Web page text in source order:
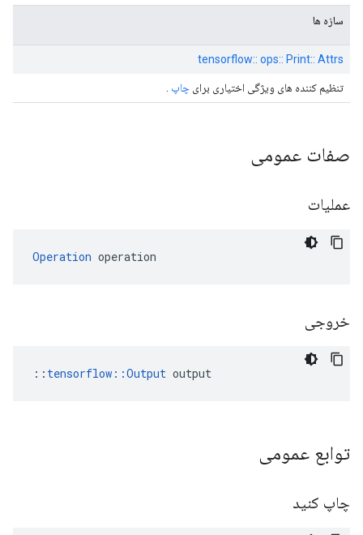
سازه ها
tensorflow:: ops:: Print:: Attrs
تنظیم کننده های ویژگی اختیاری برای چاپ
صفات عمومی
عملیات
Operation operation
خروجی
:: tensorflow::Output output
توابع عمومی
چاپ کنید